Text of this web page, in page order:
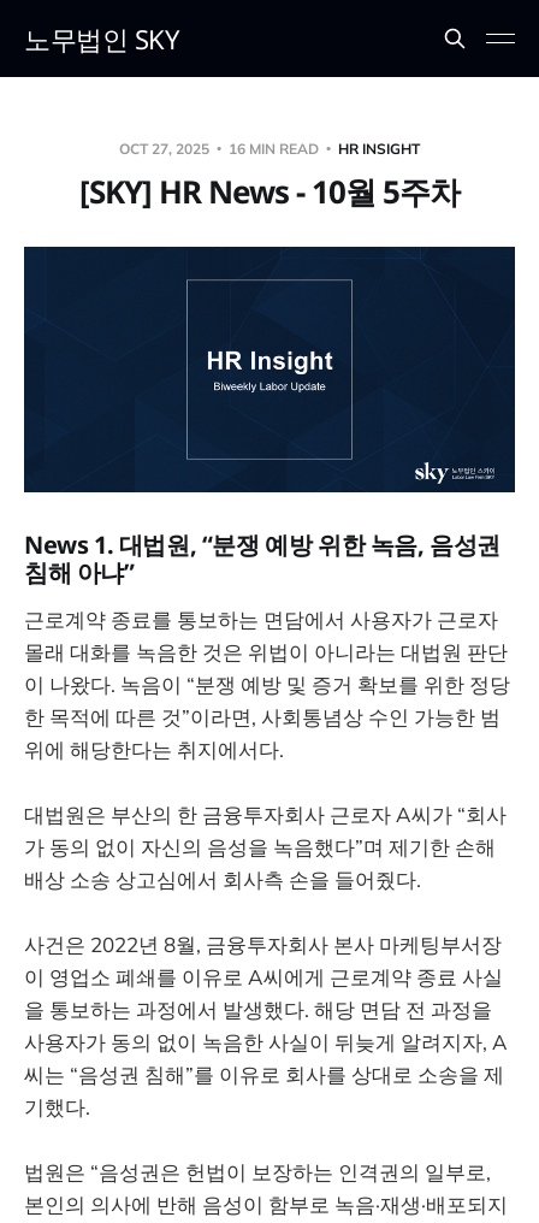
노무법인 SKY
OCT 27, 2025 16 MIN READ HR INSIGHT
[SKY] HR News - 10월 5주차
News 1. 대법원, “분쟁 예방 위한 녹음, 음성권
침해 아냐”
근로계약 종료를 통보하는 면담에서 사용자가 근로자
몰래 대화를 녹음한 것은 위법이 아니라는 대법원 판단
이 나왔다. 녹음이 “분쟁 예방 및 증거 확보를 위한 정당
한 목적에 따른 것”이라면, 사회통념상 수인 가능한 범
위에 해당한다는 취지에서다.
대법원은 부산의 한 금융투자회사 근로자 A씨가 “회사
가 동의 없이 자신의 음성을 녹음했다”며 제기한 손해
배상 소송 상고심에서 회사측 손을 들어줬다.
사건은 2022년 8월, 금융투자회사 본사 마케팅부서장
이 영업소 폐쇄를 이유로 A씨에게 근로계약 종료 사실
을 통보하는 과정에서 발생했다. 해당 면담 전 과정을
사용자가 동의 없이 녹음한 사실이 뒤늦게 알려지자, A
씨는 “음성권 침해”를 이유로 회사를 상대로 소송을 제
기했다.
법원은 “음성권은 헌법이 보장하는 인격권의 일부로,
본인의 의사에 반해 음성이 함부로 녹음·재생·배포되지